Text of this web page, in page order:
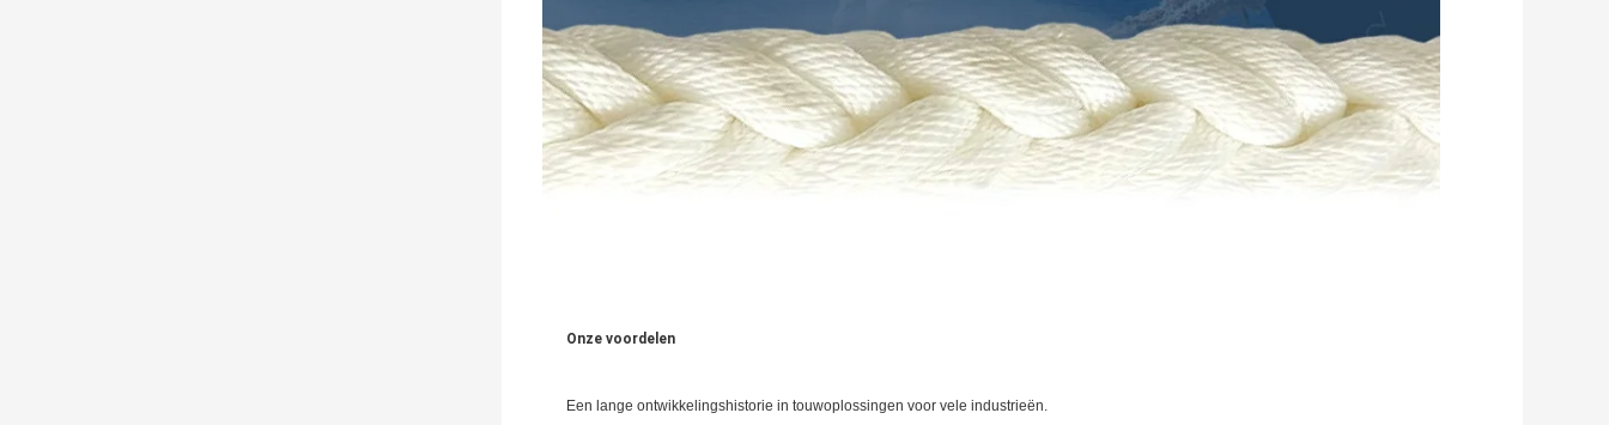
Onze voordelen
Een lange ontwikkelingshistorie in touwoplossingen voor vele industrieën.